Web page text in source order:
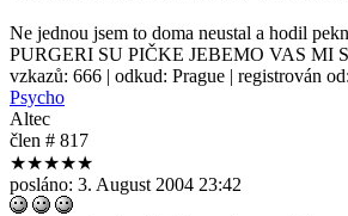
Ne jednou jsem to doma neustal a hodil
PURGERI SU PIČKE JEBEMO VAS MI
vzkazů: 666 | odkud: Prague | registrován od:
Psycho
Altec
člen # 817
★★★★★
posláno: 3. August 2004 23:42